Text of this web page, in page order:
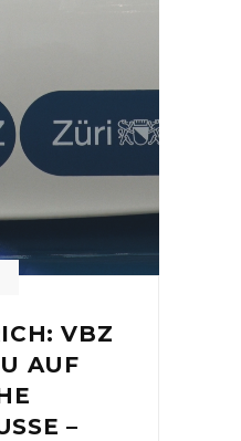
VBZ
AUF
–